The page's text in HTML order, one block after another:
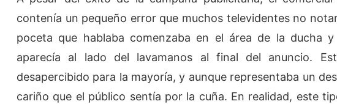
contenía un pequeño error que muchos televidentes no
poceta que hablaba comenzaba en el área de la ducha
aparecía al lado del lavamanos al final del anuncio.
desapercibido para la mayoría, y aunque representaba un
cariño que el público sentía por la cuña. En realidad, este